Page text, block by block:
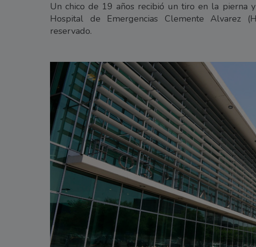
Un chico de 19 años recibió un tiro en la pierna
Hospital de Emergencias Clemente Alvarez
reservado.